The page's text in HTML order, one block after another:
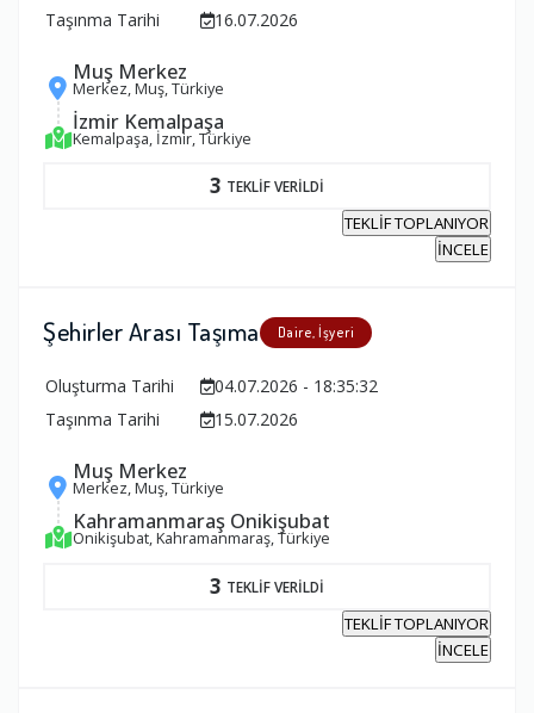
Taşınma Tarihi
16.07.2026
Muş Merkez
Merkez, Muş, Türkiye
İzmir Kemalpaşa
Kemalpaşa, İzmir, Türkiye
3 TEKLİF VERİLDİ
TEKLİF TOPLANIYOR
İNCELE
Şehirler Arası Taşıma Daire, İşyeri
Oluşturma Tarihi
04.07.2026 - 18:35:32
Taşınma Tarihi
15.07.2026
Muş Merkez
Merkez, Muş, Türkiye
Kahramanmaraş Onikişubat
Onikişubat, Kahramanmaraş, Türkiye
3 TEKLİF VERİLDİ
TEKLİF TOPLANIYOR
İNCELE